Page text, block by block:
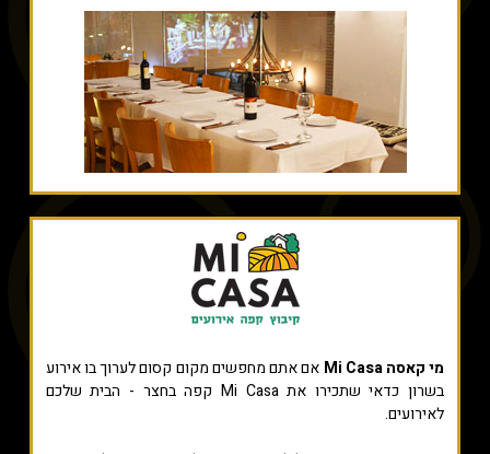
מי קאסה Mi Casa
אם אתם מחפשים מקום קסום לערוך בו אירוע
בשרון כדאי שתכירו את Mi Casa קפה בחצר - הבית שלכם
לאירועים.